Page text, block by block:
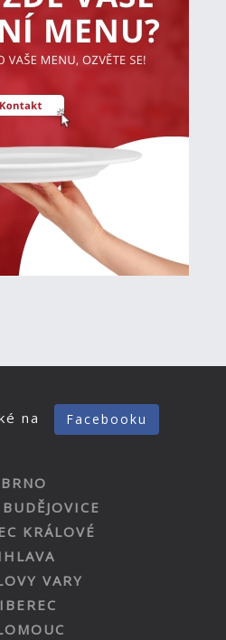
na Facebooku
BRNO
KRÁLOVÉ
VARY